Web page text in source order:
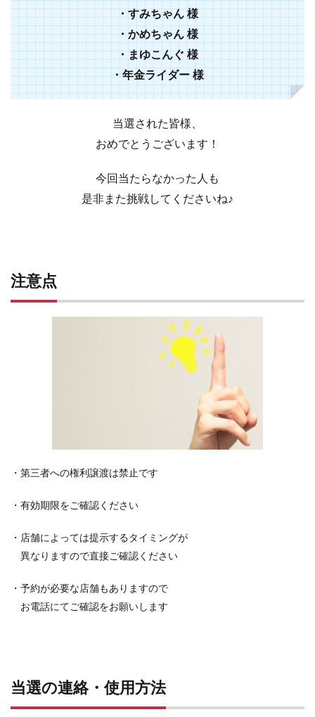
・すみちゃん 様
・かめちゃん 様
・まゆこんぐ 様
・年金ライダー 様
当選された皆様、
おめでとうございます！
今回当たらなかった人も
是非また挑戦してくださいね♪
注意点
・ 第三者への権利譲渡は禁止です
・有効期限をご確認ください
・店舗によっては提示するタイミングが
異なりますので直接ご確認ください
・予約が必要な店舗もありますので
お電話にてご確認をお願いします
当選の連絡・使用方法